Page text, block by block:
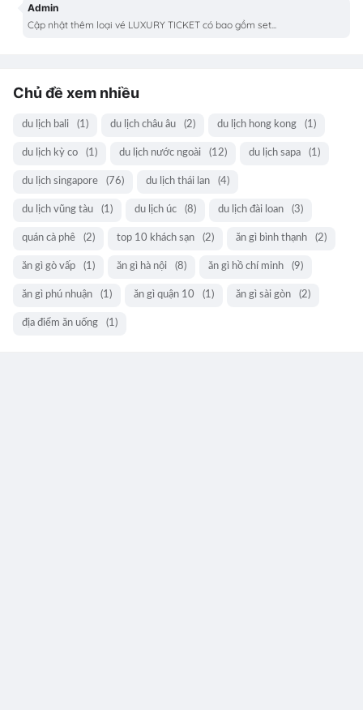
Admin
Cập nhật thêm loại vé LUXURY TICKET có bao gồm set...
Chủ đề xem nhiều
du lịch bali (1) du lịch châu âu (2) du lịch hong kong (1)
du lịch kỳ co (1) du lịch nước ngoài (12) du lịch sapa (1)
du lịch singapore (76) du lịch thái lan (4)
du lịch vũng tàu (1) du lịch úc (8) du lịch đài loan (3)
quán cà phê (2) top 10 khách sạn (2) ăn gì bình thạnh (2)
ăn gì gò vấp (1) ăn gì hà nội (8) ăn gì hồ chí minh (9)
ăn gì phú nhuận (1) ăn gì quận 10 (1) ăn gì sài gòn (2)
địa điểm ăn uống (1)